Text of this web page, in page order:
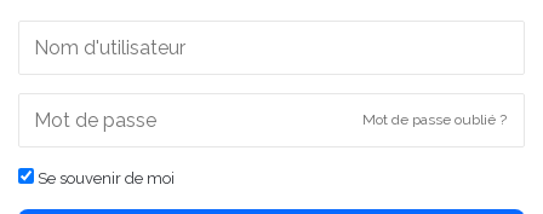
Mot de passe oublié ?
Se souvenir de moi